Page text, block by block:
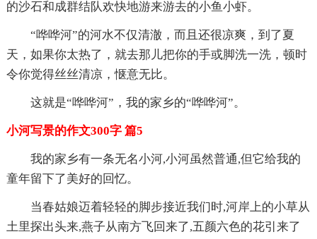
的沙石和成群结队欢快地游来游去的小鱼小虾。
“哗哗河”的河水不仅清澈，而且还很凉爽，到了夏
天，如果你太热了，就去那儿把你的手或脚洗一洗，顿时
令你觉得丝丝清凉，惬意无比。
这就是“哗哗河”，我的家乡的“哗哗河”。
小河写景的作文300字 篇5
我的家乡有一条无名小河,小河虽然普通,但它给我的
童年留下了美好的回忆。
当春姑娘迈着轻轻的脚步接近我们时,河岸上的小草从
土里探出头来,燕子从南方飞回来了,五颜六色的花引来了